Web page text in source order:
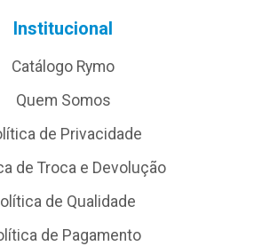
Institucional
Catálogo Rymo
Quem Somos
de Privacidade
de Troca e Devolução
de Qualidade
de Pagamento